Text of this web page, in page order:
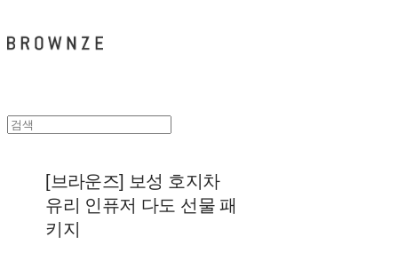
[브라운즈] 보성 호지차
유리 인퓨저 다도 선물 패
키지